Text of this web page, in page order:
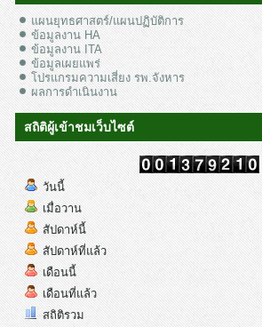
แผนยุทธศาสตร์/แผนปฏิบัติการ
ข้อมูลงาน HA
ข้อมูลงาน ITA
ข้อมูลเผยแพร่
โปรแกรมความเสี่ยง รพ.จังหาร
ผลการดำเนินงาน
สถิติผู้เข้าชมเว็บไซต์
วันนี้
เมื่อวาน
สัปดาห์นี้
สัปดาห์ที่แล้ว
เดือนนี้
เดือนที่แล้ว
สถิติรวม